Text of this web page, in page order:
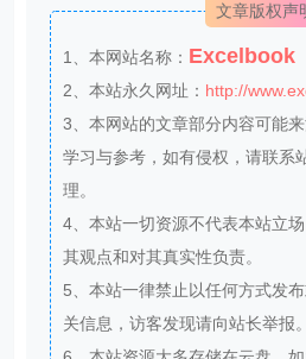
文章版权声
1、本网站名称： Excelbook
2、本站永久网址： http://
3、本网站的文章部分内容可能
学习与参考，如有侵权，请联系
理。
4、本站一切资源不代表本站立
其观点和对其真实性负责。
5、本站一律禁止以任何方式发
关信息，访客发现请向站长举报。